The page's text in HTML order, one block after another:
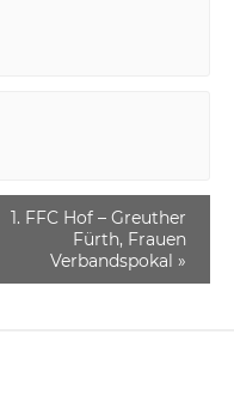
1. FFC Hof – Greuther
Fürth, Frauen
Verbandspokal »